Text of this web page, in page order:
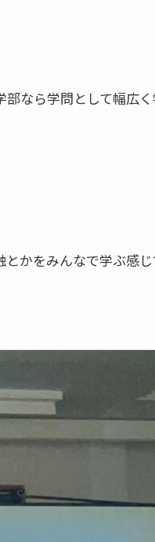
なら学問として幅広
かをみんなで学ぶ感じ